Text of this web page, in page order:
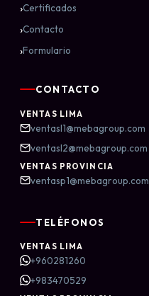
›Certificados
›Contacto
›Formulario
CONTACTO
VENTAS LIMA
ventasl1@mebagroup.com
ventasl2@mebagroup.com
VENTAS PROVINCIA
ventasp1@mebagroup.com
TELÉFONOS
VENTAS LIMA
+960281260
+983470529